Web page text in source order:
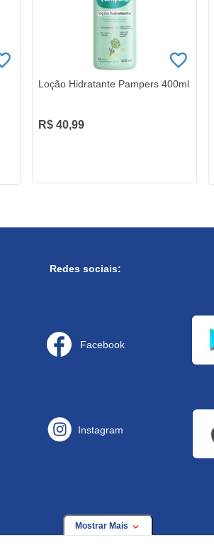
Loção Hidratante Pampers 400ml
R$ 40,99
Redes sociais:
Facebook
Instagram
Mostrar Mais